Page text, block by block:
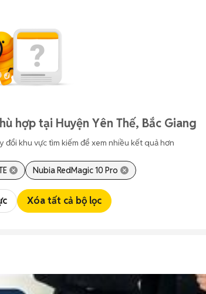
hợp tại Huyện Yên Thế, Bắc Giang
khu vực tìm kiếm để xem nhiều kết quả hơn
Nubia RedMagic 10 Pro
Xóa tất cả bộ lọc